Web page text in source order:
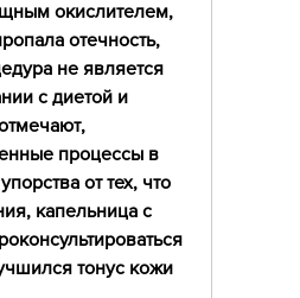
окислителем,
отечность,
не является
с диетой и
процессы в
от тех, что
капельница с
тонус кожи